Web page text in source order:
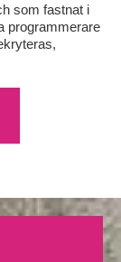
som fastnat i
programmerare